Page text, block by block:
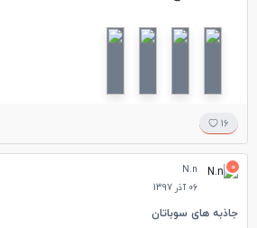
میتونیداجاره کنید...#تایسیز
16
0
N.n
06 آذر 1397
جاذبه های سوباتان